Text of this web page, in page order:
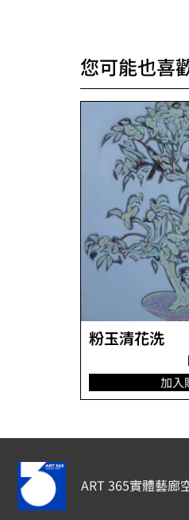
您可能也喜
粉玉清花洗
加入
ART 365實體藝廊